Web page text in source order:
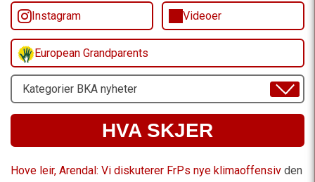
Instagram Videoer
European Grandparents
Velg
Emne
HVA SKJER
Hove leir, Arendal: Vi diskuterer FrPs nye klimaoffensiv den